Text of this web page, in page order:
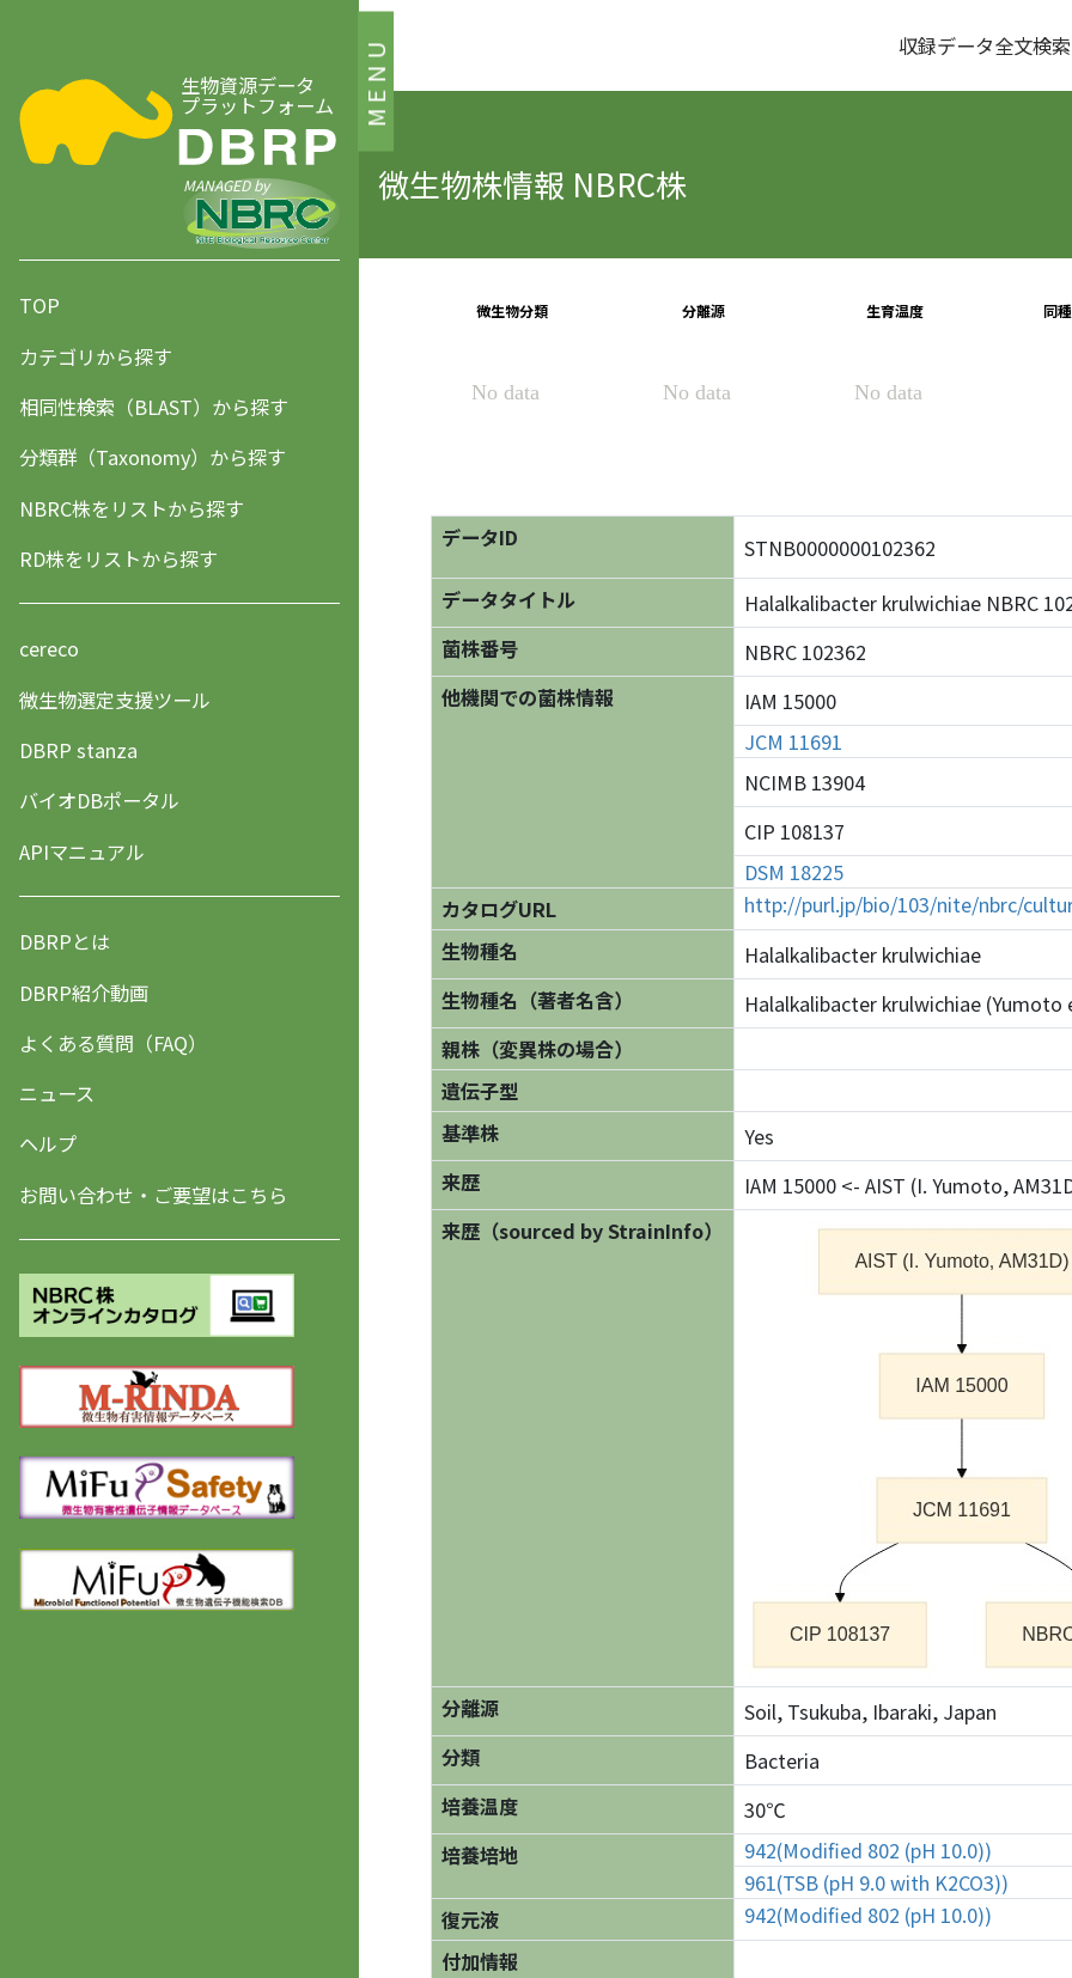
MENU
生物資源データ
プラットフォーム
MANAGED by
TOP
カテゴリから探す
相同性検索（BLAST）から探す
分類群（Taxonomy）から探す
NBRC株をリストから探す
RD株をリストから探す
cereco
微生物選定支援ツール
DBRP stanza
バイオDBポータル
APIマニュアル
DBRPとは
DBRP紹介動画
よくある質問（FAQ）
ニュース
ヘルプ
お問い合わせ・ご要望はこちら
収録データ全文検索
微生物株情報 NBRC株
データID
STNB0000000102362
データタイトル
Halalkalibacter krulwichiae NBRC
菌株番号
NBRC 102362
他機関での菌株情報
IAM 15000
JCM 11691
NCIMB 13904
CIP 108137
DSM 18225
カタログURL
http://purl.jp/bio/103/nite/nbrc/
生物種名
Halalkalibacter krulwichiae
生物種名（著者名含）
Halalkalibacter krulwichiae
親株（変異株の場合）
遺伝子型
基準株
Yes
来歴
IAM 15000 <- AIST (I. Yumoto,
来歴（sourced by StrainInfo）
分離源
Soil, Tsukuba, Ibaraki, Japan
分類
Bacteria
培養温度
30℃
培養培地
942(Modified 802 (pH 10.0))
961(TSB (pH 9.0 with K2CO3))
復元液
942(Modified 802 (pH 10.0))
付加情報